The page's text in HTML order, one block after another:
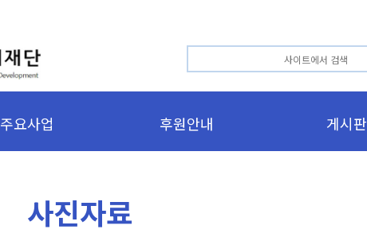
주요사업 후원안내 게시판
사진자료